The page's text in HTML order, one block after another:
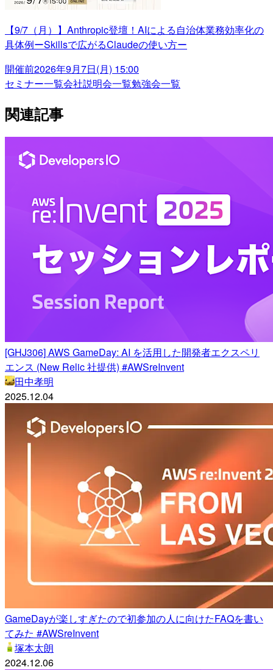
【9/7（月）】Anthropic登壇！AIによる自治体業務効率化の
具体例ーSkillsで広がるClaudeの使い方ー
開催前2026年9月7日(月) 15:00
セミナー一覧会社説明会一覧勉強会一覧
関連記事
[GHJ306] AWS GameDay: AI を活用した開発者エクスペリ
エンス (New Relic 社提供) #AWSreInvent
田中孝明
2025.12.04
GameDayが楽しすぎたので初参加の人に向けたFAQを書い
てみた #AWSreInvent
塚本太朗
2024.12.06